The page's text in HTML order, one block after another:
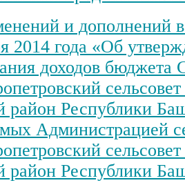
и дополнений
2014 года «Об
доходов бюджета
район Республики
Администрацией
район Республики